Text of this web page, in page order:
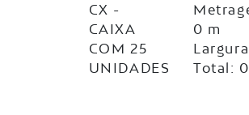
CX -
CAIXA
COM 25
UNIDADES
0 m
Largura
Total: